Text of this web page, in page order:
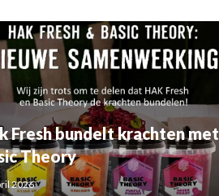
Fresh bundelt krachten met
Theory
2026